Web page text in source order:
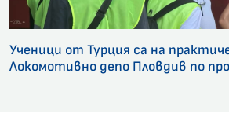
Ученици от Турция са на
Локомотивно депо Пловдив по